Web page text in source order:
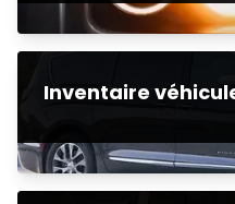
Inventaire